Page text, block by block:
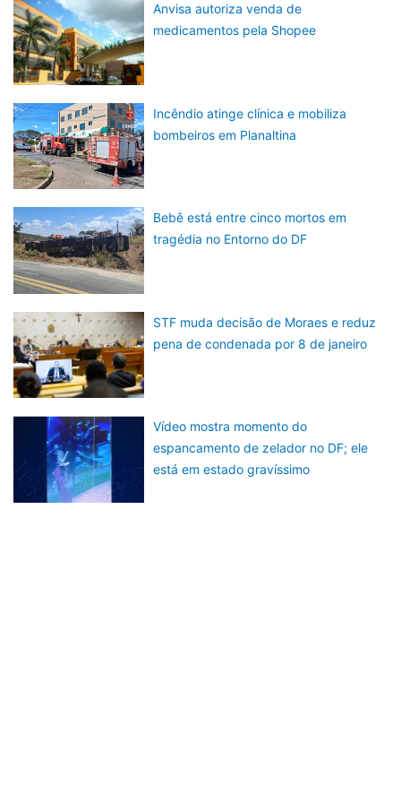
Anvisa autoriza venda de
medicamentos pela Shopee
Incêndio atinge clínica e mobiliza
bombeiros em Planaltina
Bebê está entre cinco mortos em
tragédia no Entorno do DF
STF muda decisão de Moraes e reduz
pena de condenada por 8 de janeiro
Vídeo mostra momento do
espancamento de zelador no DF; ele
está em estado gravíssimo